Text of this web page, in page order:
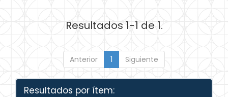
Resultados 1-1 de 1.
Anterior 1 Siguiente
Resultados por ítem: